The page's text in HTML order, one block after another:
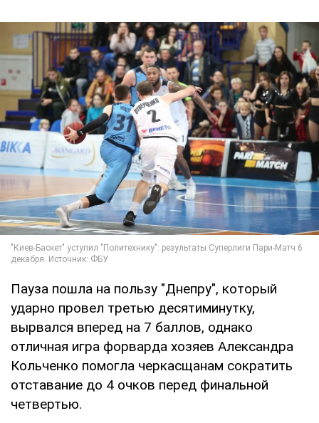
Пауза пошла на пользу "Днепру", который
ударно провел третью десятиминутку,
вырвался вперед на 7 баллов, однако
отличная игра форварда хозяев Александра
Кольченко помогла черкасщанам сократить
отставание до 4 очков перед финальной
четвертью.